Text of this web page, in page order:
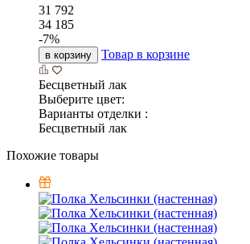
31 792
34 185
-7%
в корзину Товар в корзине
Бесцветный лак
Выберите цвет:
Варианты отделки :
Бесцветный лак
Похожие товары